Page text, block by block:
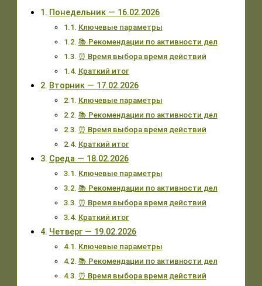
Понедельник — 16.02.2026
Ключевые параметры
📚 Рекомендации по активности дел
⏰ Время выбора время действий
Краткий итог
Вторник — 17.02.2026
Ключевые параметры
📚 Рекомендации по активности дел
⏰ Время выбора время действий
Краткий итог
Среда — 18.02.2026
Ключевые параметры
📚 Рекомендации по активности дел
⏰ Время выбора время действий
Краткий итог
Четверг — 19.02.2026
Ключевые параметры
📚 Рекомендации по активности дел
⏰ Время выбора время действий